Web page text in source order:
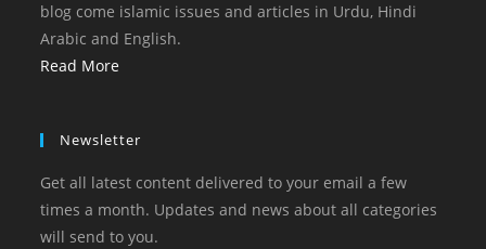
blog come islamic issues and articles in Urdu, Hindi
Arabic and English.
Read More
Newsletter
Get all latest content delivered to your email a few
times a month. Updates and news about all categories
will send to you.